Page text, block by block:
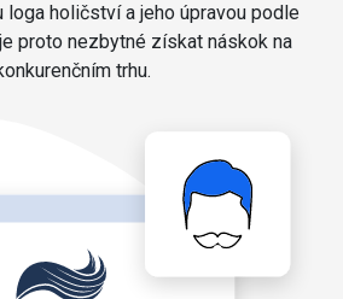
loga holičství a jeho úpravou podle
proto nezbytné získat náskok na
trhu.